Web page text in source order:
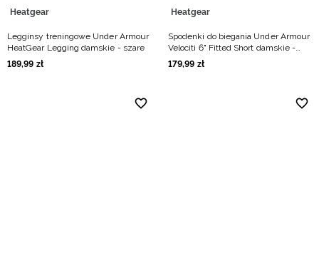
Heatgear
Legginsy treningowe Under Armour
HeatGear Legging damskie - szare
189,99 zł
Heatgear
Spodenki do biegania Under Armour
Velociti 6" Fitted Short damskie -
szare
179,99 zł